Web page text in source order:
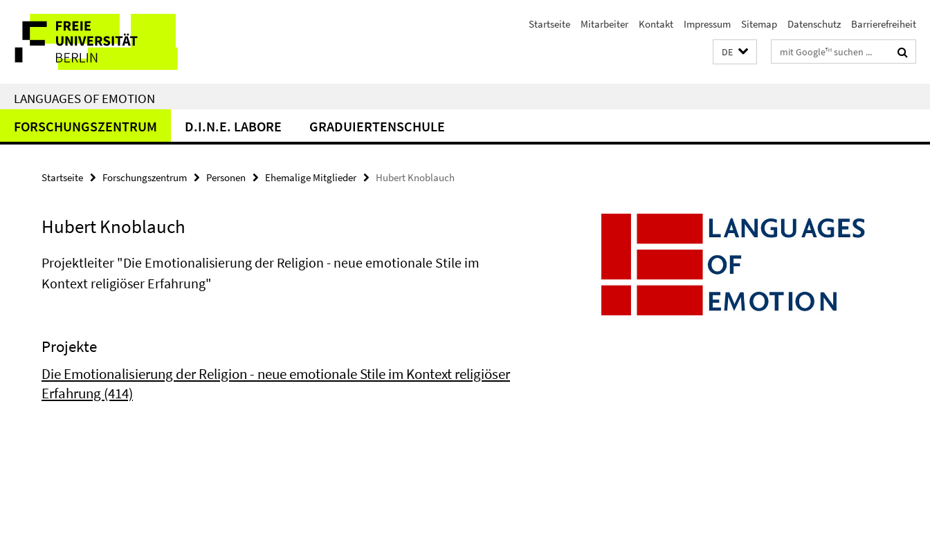
direkt
Inhalt
Service-
Navigation
Startseite Mitarbeiter Kontakt Impressum Sitemap Datenschutz Barrierefreiheit
DE Suchbegriffe
LANGUAGES OF EMOTION
FORSCHUNGSZENTRUM D.I.N.E. LABORE GRADUIERTENSCHULE
Startseite Forschungszentrum Personen Ehemalige Mitglieder Hubert Knoblauch
Hubert Knoblauch
Projektleiter "Die Emotionalisierung der Religion - neue emotionale Stile im
Kontext religiöser Erfahrung"
Projekte
Die Emotionalisierung der Religion - neue emotionale Stile im Kontext religiöser
Erfahrung (414)